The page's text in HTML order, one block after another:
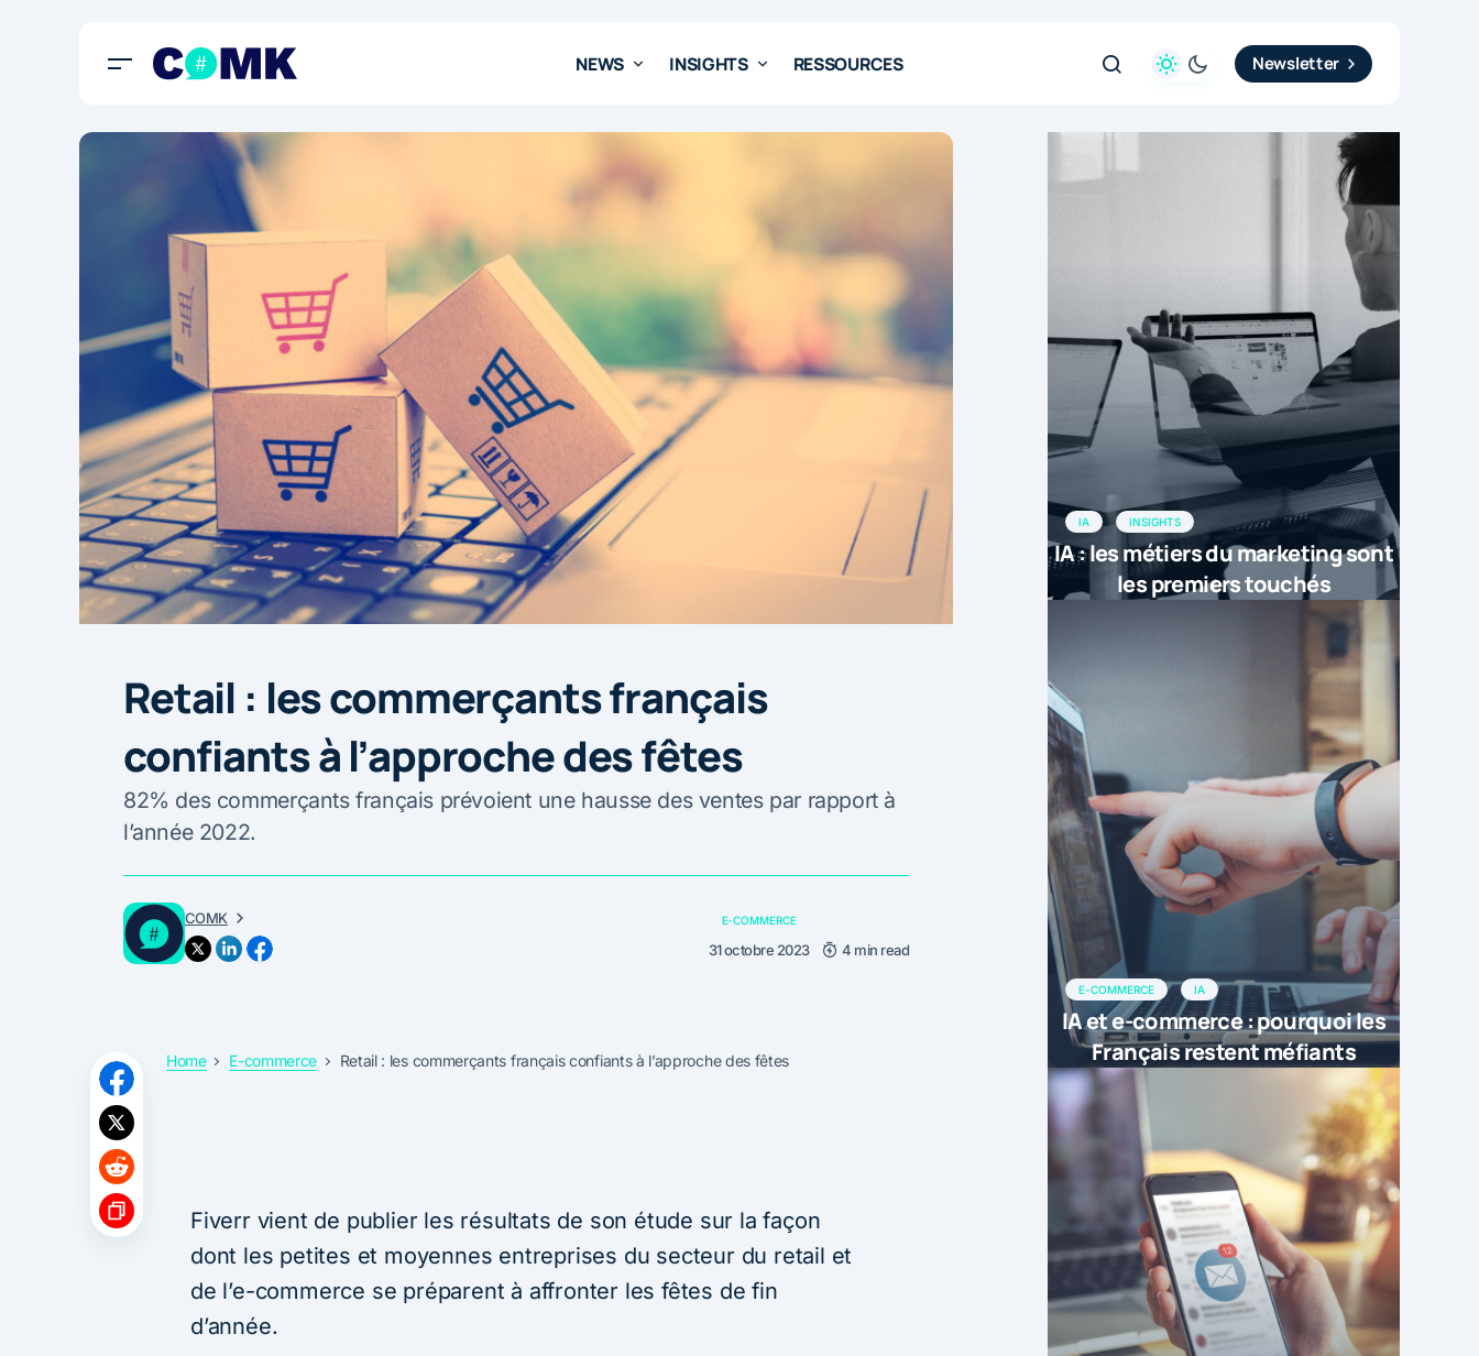
NEWS INSIGHTS RESSOURCES Newsletter
Retail : les commerçants français
confiants à l’approche des fêtes
82% des commerçants français prévoient une hausse des ventes par rapport à
l’année 2022.
COMK E-COMMERCE
31 octobre 2023 4 min read
Home E-commerce Retail : les commerçants français confiants à l’approche des fêtes
Fiverr vient de publier les résultats de son étude sur la façon
dont les petites et moyennes entreprises du secteur du retail et
de l’e-commerce se préparent à affronter les fêtes de fin
d’année.
IA INSIGHTS
IA : les métiers du marketing sont
les premiers touchés
E-COMMERCE IA
IA et e-commerce : pourquoi les
Français restent méfiants